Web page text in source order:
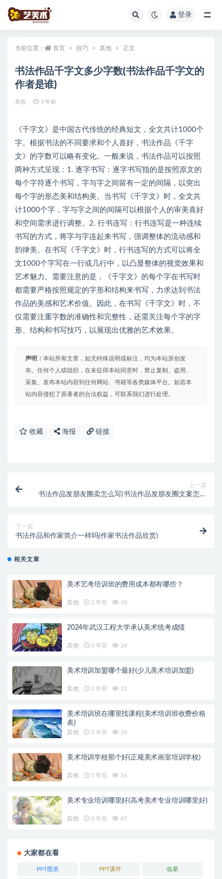
登录
当前位置： 首页 技巧 其他 正文
书法作品千字文多少字数(书法作品千字文的
作者是谁)
其他 3 年前
《千字文》是中国古代传统的经典短文，全文共计1000个
字。根据书法的不同要求和个人喜好，书法作品《千字
文》的字数可以略有变化。一般来说，书法作品可以按照
两种方式呈现：1. 逐字书写：逐字书写指的是按照原文的
每个字符逐个书写，字与字之间留有一定的间隔，以突出
每个字的形态美和结构美。当书写《千字文》时，全文共
计1000个字，字与字之间的间隔可以根据个人的审美喜好
和空间需求进行调整。2. 行书连写：行书连写是一种连续
书写的方式，将字与字连起来书写，强调整体的流动感和
韵律美。在书写《千字文》时，行书连写的方式可以将全
文1000个字写在一行或几行中，以凸显整体的视觉效果和
艺术魅力。需要注意的是，《千字文》的每个字在书写时
都需要严格按照规定的字形和结构来书写，力求达到书法
作品的美感和艺术价值。因此，在书写《千字文》时，不
仅需要注重字数的准确性和完整性，还需关注每个字的字
形、结构和书写技巧，以展现出优雅的艺术效果。
声明： 本站所有文章，如无特殊说明或标注，均为本站原创发
布。任何个人或组织，在未征得本站同意时，禁止复制、盗用、
采集、发布本站内容到任何网站、书籍等各类媒体平台。如若本
站内容侵犯了原著者的合法权益，可联系我们进行处理。
收藏 海报 链接
上一篇
书法作品发朋友圈卖怎么写(书法作品发朋友圈文案怎么
下一篇
书法作品和作家简介一样吗(作家书法作品欣赏)
相关文章
美术艺考培训班的费用成本都有哪些？
其他 2 年前 50
2024年武汉工程大学承认美术统考成绩
其他 3 年前 34
美术培训加盟哪个最好(少儿美术培训加盟)
其他 3 年前 31
美术培训班在哪里找课程(美术培训班收费价格
表)
其他 3 年前 38
美术培训学校那个好(正规美术画室培训学校)
其他 3 年前 56
美术专业培训哪里好(高考美术专业培训哪里好)
其他 3 年前 45
大家都在看
PPT图表 PPT课件 临摹